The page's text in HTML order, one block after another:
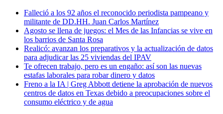
Falleció a los 92 años el reconocido periodista pampeano y
militante de DD.HH. Juan Carlos Martínez
Agosto se llena de juegos: el Mes de las Infancias se vive en
los barrios de Santa Rosa
Realicó: avanzan los preparativos y la actualización de datos
para adjudicar las 25 viviendas del IPAV
Te ofrecen trabajo, pero es un engaño: así son las nuevas
estafas laborales para robar dinero y datos
Freno a la IA | Greg Abbott detiene la aprobación de nuevos
centros de datos en Texas debido a preocupaciones sobre el
consumo eléctrico y de agua